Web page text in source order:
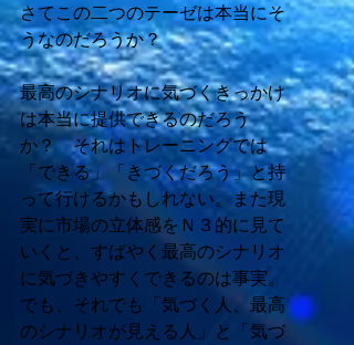
さてこの二つのテーゼは本当にそ
うなのだろうか？
最高のシナリオに気づくきっかけ
は本当に提供できるのだろう
か？　それはトレーニングでは
「できる」「きづくだろう」と持
って行けるかもしれない。また現
実に市場の立体感をＮ３的に見て
いくと、すばやく最高のシナリオ
に気づきやすくできるのは事実。
でも、それでも「気づく人、最高
のシナリオが見える人」と「気づ